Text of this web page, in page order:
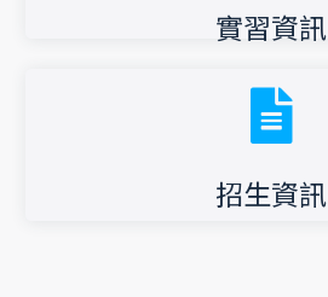
實習資訊
招生資訊